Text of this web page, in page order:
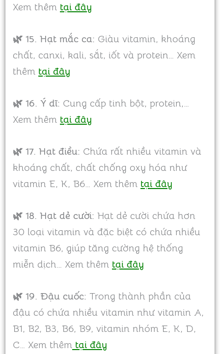
Xem thêm tại đây
🌿 15. Hạt mắc ca: Giàu vitamin, khoáng
chất, canxi, kali, sắt, iốt và protein… Xem
thêm tại đây
🌿 16. Ý dĩ: Cung cấp tinh bột, protein,…
Xem thêm tại đây
🌿 17. Hạt điều: Chứa rất nhiều vitamin và
khoáng chất, chất chống oxy hóa như
vitamin E, K, B6… Xem thêm tại đây
🌿 18. Hạt dẻ cười: Hạt dẻ cười chứa hơn
30 loại vitamin và đặc biệt có chứa nhiều
vitamin B6, giúp tăng cường hệ thống
miễn dịch… Xem thêm tại đây
🌿 19. Đậu cuốc: Trong thành phần của
đậu có chứa nhiều vitamin như vitamin A,
B1, B2, B3, B6, B9, vitamin nhóm E, K, D,
C… Xem thêm tại đây